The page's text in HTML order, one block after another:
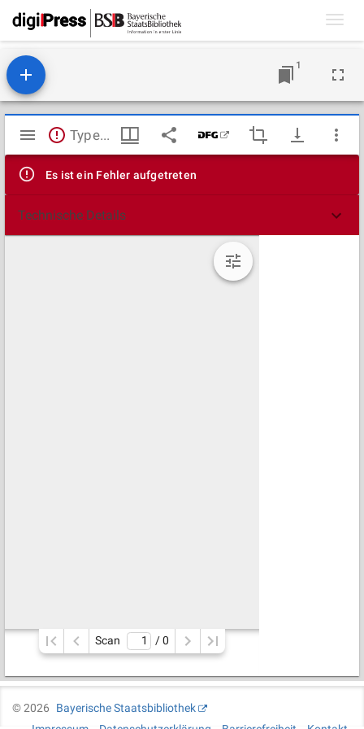
1
Mirador
Viewer
TypeError: Failed to fetch
Es ist ein Fehler aufgetreten
Technische Details
Scan / 0
©2026
Bayerische Staatsbibliothek